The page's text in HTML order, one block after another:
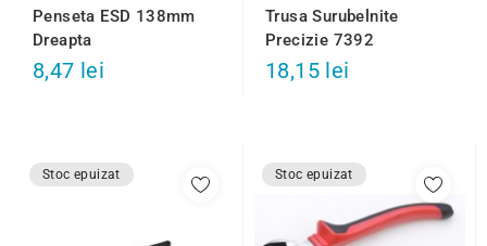
Penseta ESD 138mm
Dreapta
8,47 lei
Trusa Surubelnite
Precizie 7392
18,15 lei
Stoc epuizat Stoc epuizat